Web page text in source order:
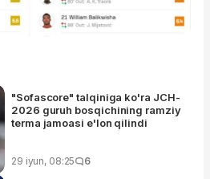
"Sofascore" talqiniga ko'ra JCH-
2026 guruh bosqichining ramziy
terma jamoasi e'lon qilindi
29 iyun, 08:25 6